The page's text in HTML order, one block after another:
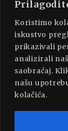
Koristimo
iskustvo
prikazivali
analizirali naš
saobraćaj.
našu
kolačića.
TURIZAM
URADI SAM
UREĐENJE
ZDRAVLJE